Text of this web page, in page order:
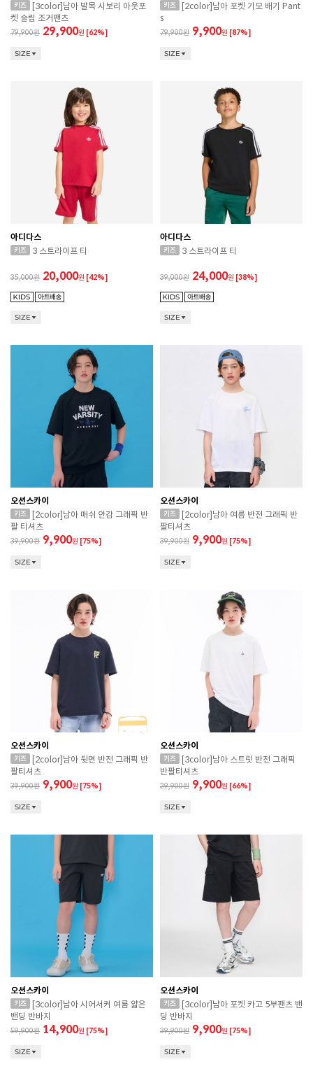
[3color]남아 발목 시보리 아웃포
켓 슬림 조거팬츠
79,900 29,900원 [62%]
SIZE
[2color]남아 포켓 기모 배기 Pant
s
79,900 9,900원 [87%]
SIZE
아디다스
3 스트라이프 티
35,000 20,000원 [42%]
SIZE
아디다스
3 스트라이프 티
39,000 24,000원 [38%]
SIZE
오션스카이
[2color]남아 매쉬 안감 그래픽 반
팔 티셔츠
39,900 9,900원 [75%]
SIZE
오션스카이
[2color]남아 여름 반전 그래픽 반
팔티셔츠
39,900 9,900원 [75%]
SIZE
오션스카이
[2color]남아 뒷면 반전 그래픽 반
팔티셔츠
39,900 9,900원 [75%]
SIZE
오션스카이
[3color]남아 스트릿 반전 그래픽
반팔티셔츠
29,900 9,900원 [66%]
SIZE
오션스카이
[3color]남아 시어서커 여름 얇은
밴딩 반바지
59,900 14,900원 [75%]
SIZE
오션스카이
[3color]남아 포켓 카고 5부팬츠 밴
딩 반바지
39,900 9,900원 [75%]
SIZE